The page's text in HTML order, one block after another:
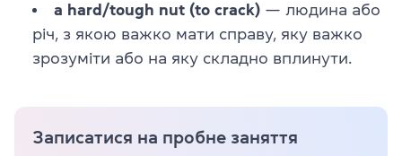
a hard/tough nut (to crack) — людина або
річ, з якою важко мати справу, яку важко
зрозуміти або на яку складно вплинути.
Записатися на пробне заняття